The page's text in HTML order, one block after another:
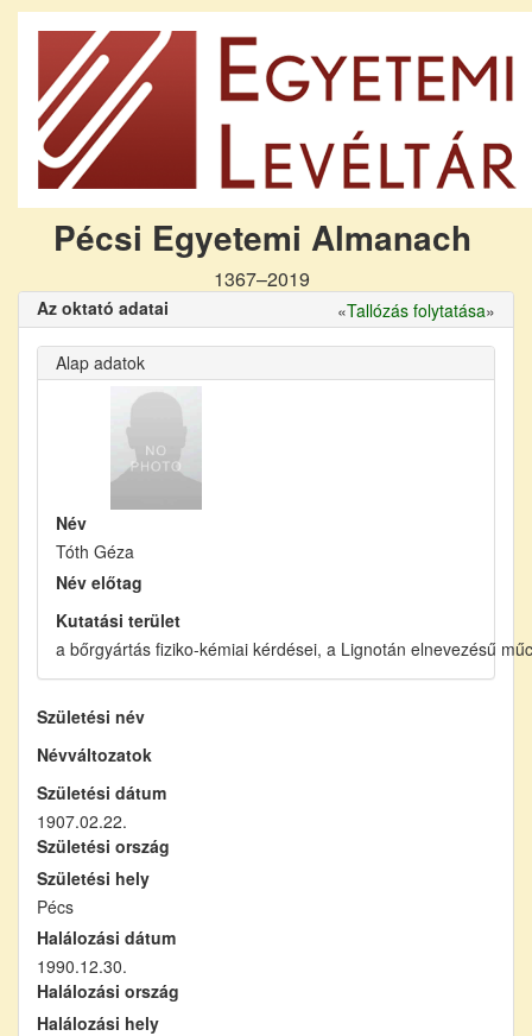
Pécsi Egyetemi Almanach
1367–2019
Az oktató adatai «Tallózás folytatása»
Alap adatok
Név
Tóth Géza
Név előtag
Kutatási terület
a bőrgyártás fiziko-kémiai kérdései, a Lignotán elnevezésű
Születési név
Névváltozatok
Születési dátum
1907.02.22.
Születési ország
Születési hely
Pécs
Halálozási dátum
1990.12.30.
Halálozási ország
Halálozási hely